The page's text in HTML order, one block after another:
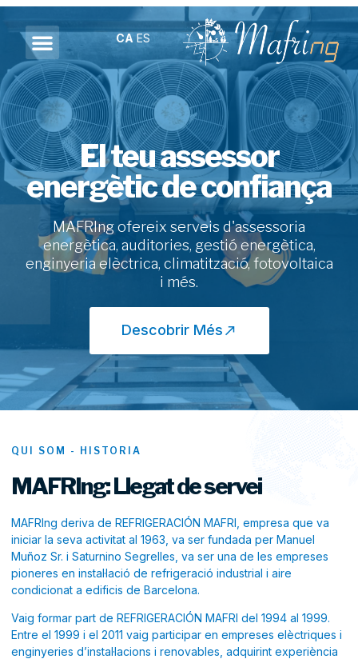
CA ES
El teu assessor
energètic de confiança
MAFRIng ofereix serveis d'assessoria
energètica, auditories, gestió energètica,
enginyeria elèctrica, climatització, fotovoltaica
i més.
Descobrir Més
QUI SOM - HISTORIA
MAFRIng: Llegat de servei
MAFRIng deriva de REFRIGERACIÓN MAFRI, empresa que va
iniciar la seva activitat al 1963, va ser fundada per Manuel
Muñoz Sr. i Saturnino Segrelles, va ser una de les empreses
pioneres en instal·lació de refrigeració industrial i aire
condicionat a edificis de Barcelona.
Vaig formar part de REFRIGERACIÓN MAFRI del 1994 al 1999.
Entre el 1999 i el 2011 vaig participar en empreses elèctriques i
enginyeries d’instal·lacions i renovables, adquirint experiència